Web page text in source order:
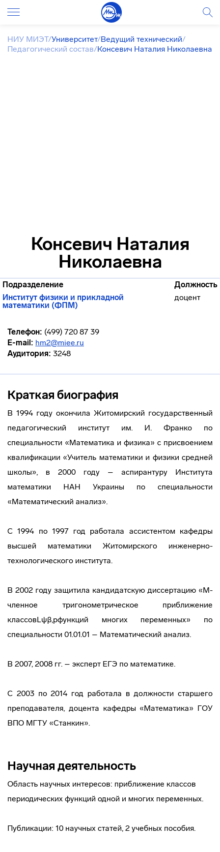
НИУ МИЭТ/Университет/Ведущий технический/
Педагогический состав/Консевич Наталия Николаевна
Консевич Наталия
Николаевна
Подразделение
Должность
Институт физики и прикладной
математики (ФПМ)
доцент
Телефон: (499) 720 87 39
E-mail: hm2@miee.ru
Аудитория: 3248
Краткая биография
В 1994 году окончила Житомирский государственный
педагогический институт им. И. Франко по
специальности «Математика и физика» с присвоением
квалификации «Учитель математики и физики средней
школы», в 2000 году – аспирантуру Института
математики НАН Украины по специальности
«Математический анализ».
С 1994 по 1997 год работала ассистентом кафедры
высшей математики Житомирского инженерно-
технологического института.
В 2002 году защитила кандидатскую диссертацию «М-
членное тригонометрическое приближение
классовLψβ,pфункций многих переменных» по
специальности 01.01.01 – Математический анализ.
В 2007, 2008 гг. – эксперт ЕГЭ по математике.
С 2003 по 2014 год работала в должности старшего
преподавателя, доцента кафедры «Математика» ГОУ
ВПО МГТУ «Станкин».
Научная деятельность
Область научных интересов: приближение классов
периодических функций одной и многих переменных.
Публикации: 10 научных статей, 2 учебных пособия.